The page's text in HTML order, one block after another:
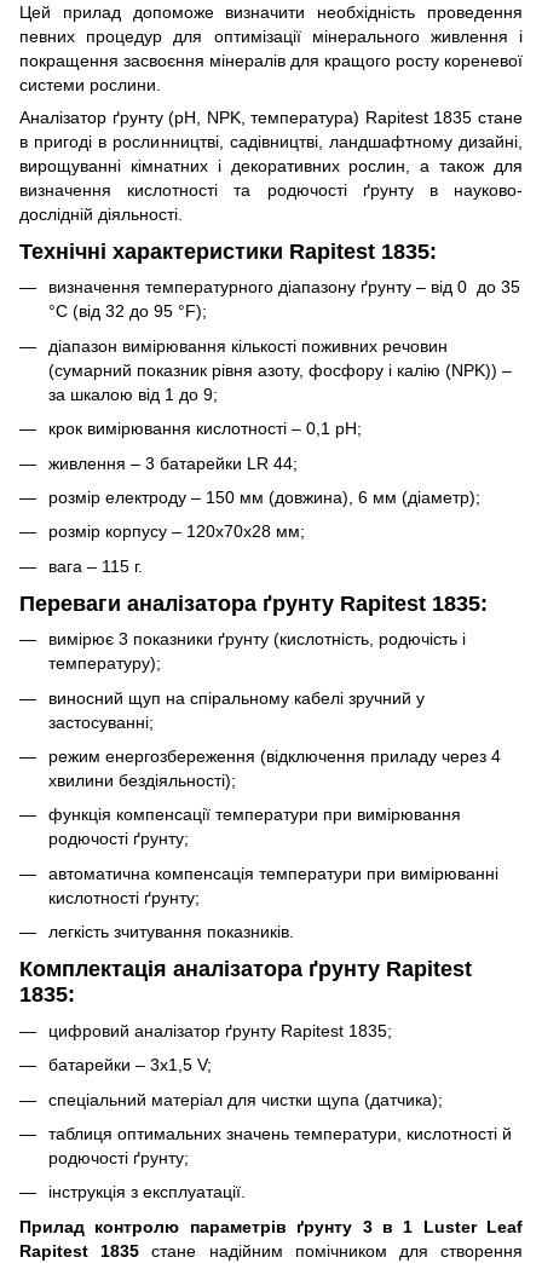
Цей прилад допоможе визначити необхідність проведення
певних процедур для оптимізації мінерального живлення і
покращення засвоєння мінералів для кращого росту кореневої
системи рослини.
Аналізатор ґрунту (pH, NPK, температура) Rapitest 1835 стане
в пригоді в рослинництві, садівництві, ландшафтному дизайні,
вирощуванні кімнатних і декоративних рослин, а також для
визначення кислотності та родючості ґрунту в науково-
дослідній діяльності.
Технічні характеристики Rapitest 1835:
визначення температурного діапазону ґрунту – від 0 до 35
°С (від 32 до 95 °F);
діапазон вимірювання кількості поживних речовин
(сумарний показник рівня азоту, фосфору і калію (NPK)) –
за шкалою від 1 до 9;
крок вимірювання кислотності – 0,1 pH;
живлення – 3 батарейки LR 44;
розмір електроду – 150 мм (довжина), 6 мм (діаметр);
розмір корпусу – 120х70х28 мм;
вага – 115 г.
Переваги аналізатора ґрунту Rapitest 1835:
вимірює 3 показники ґрунту (кислотність, родючість і
температуру);
виносний щуп на спіральному кабелі зручний у
застосуванні;
режим енергозбереження (відключення приладу через 4
хвилини бездіяльності);
функція компенсації температури при вимірювання
родючості ґрунту;
автоматична компенсація температури при вимірюванні
кислотності ґрунту;
легкість зчитування показників.
Комплектація аналізатора ґрунту Rapitest
1835:
цифровий аналізатор ґрунту Rapitest 1835;
батарейки – 3х1,5 V;
спеціальний матеріал для чистки щупа (датчика);
таблиця оптимальних значень температури, кислотності й
родючості ґрунту;
інструкція з експлуатації.
Прилад контролю параметрів ґрунту 3 в 1 Luster Leaf
Rapitest 1835 стане надійним помічником для створення